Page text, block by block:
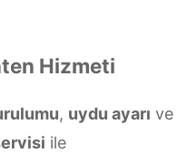
Hizmeti
, uydu ayarı ve
ile